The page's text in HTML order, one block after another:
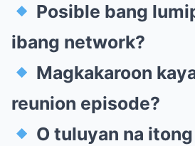
Posible bang
ibang network?
Magkakaroon
reunion episode?
O tuluyan na